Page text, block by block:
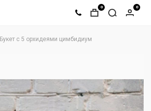
0 0
Букет с 5 орхидеями цимбидиум